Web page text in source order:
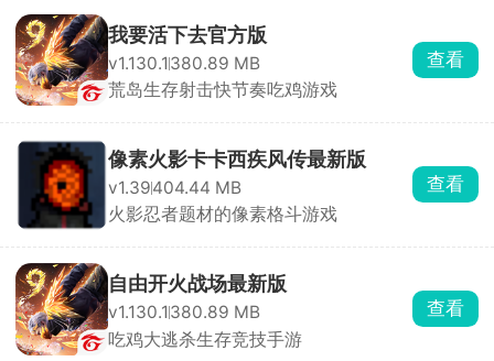
我要活下去官方版
v1.130.1 380.89 MB
荒岛生存射击快节奏吃鸡游戏
查看
像素火影卡卡西疾风传最新版
v1.39404.44 MB
火影忍者题材的像素格斗游戏
查看
自由开火战场最新版
v1.130.1 380.89 MB
吃鸡大逃杀生存竞技手游
查看